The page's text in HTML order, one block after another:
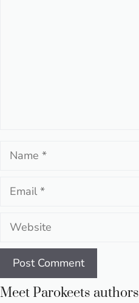
Name
Email
Website
Meet Parokeets authors